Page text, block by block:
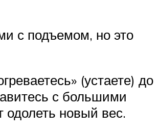
с подъемом, но это
(устаете) до
с большими
одолеть новый вес.